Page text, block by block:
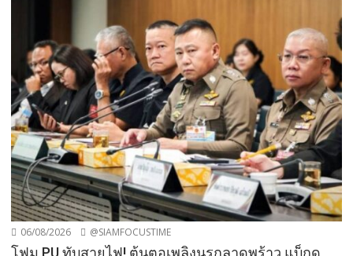
06/08/2026 @SIAMFOCUSTIME
โฟม PU ทับสายไฟ! ต้นตอเพลิงนรกลาดพร้าว แบ็กด